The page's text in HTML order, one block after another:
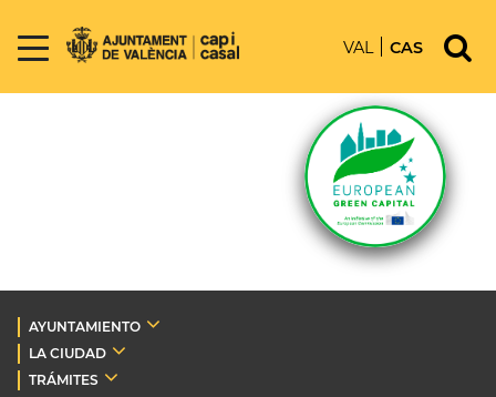
VAL CAS
AYUNTAMIENTO
LA CIUDAD
TRÁMITES